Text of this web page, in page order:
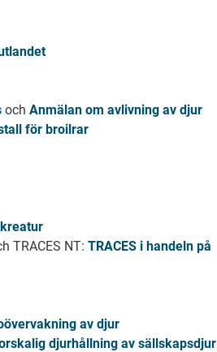
och Anmälan om avlivning av djur
för broilrar
TRACES NT: TRACES i handeln på
av djur
djurhållning av sällskapsdjur